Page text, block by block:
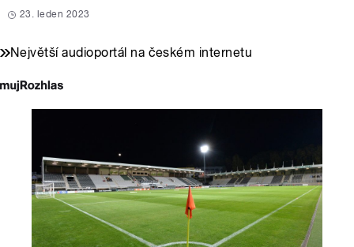
23. leden 2023
Největší audioportál na českém internetu